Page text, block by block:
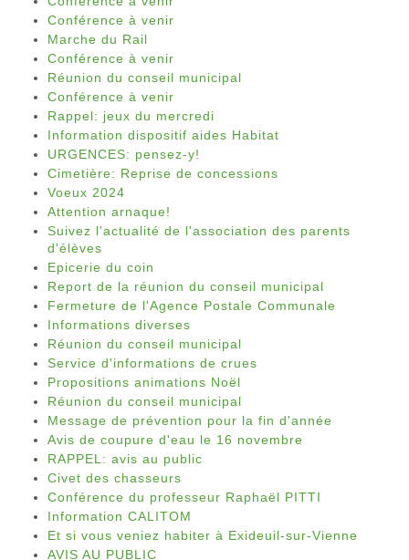
Conférence à venir
Marche du Rail
Conférence à venir
Réunion du conseil municipal
Conférence à venir
Rappel: jeux du mercredi
Information dispositif aides Habitat
URGENCES: pensez-y!
Cimetière: Reprise de concessions
Voeux 2024
Attention arnaque!
Suivez l'actualité de l'association des parents
d'élèves
Epicerie du coin
Report de la réunion du conseil municipal
Fermeture de l'Agence Postale Communale
Informations diverses
Réunion du conseil municipal
Service d'informations de crues
Propositions animations Noël
Réunion du conseil municipal
Message de prévention pour la fin d'année
Avis de coupure d'eau le 16 novembre
RAPPEL: avis au public
Civet des chasseurs
Conférence du professeur Raphaël PITTI
Information CALITOM
Et si vous veniez habiter à Exideuil-sur-Vienne
AVIS AU PUBLIC